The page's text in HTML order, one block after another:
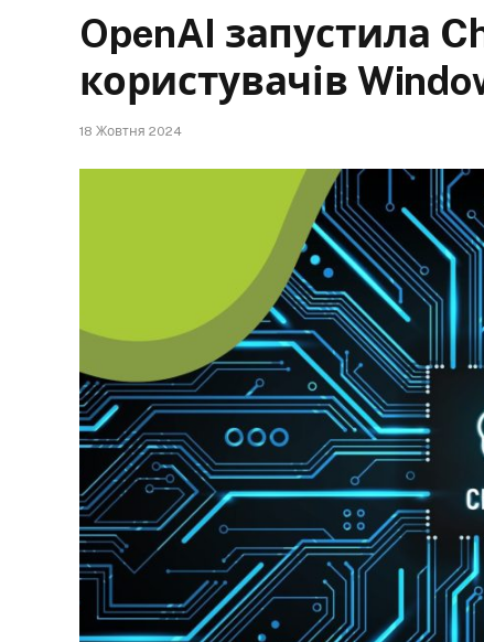
OpenAI запустила
користувачів
18 Жовтня 2024